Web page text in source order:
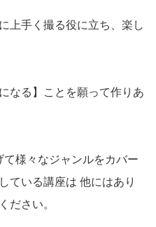
上手く撮る役に立ち、楽し
なる】ことを願って作りあ
様々なジャンルをカバー
ている講座は 他にはあり
ださい。